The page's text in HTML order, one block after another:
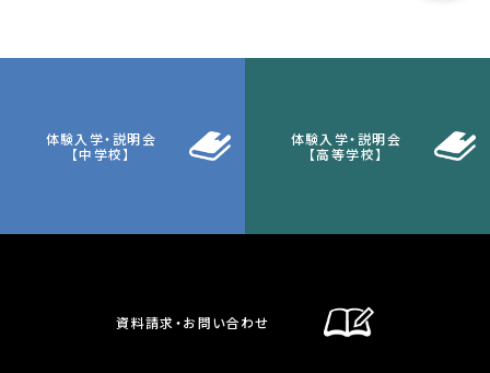
体験入学・説明会
【中学校】
体験入学・説明会
【高等学校】
資料請求・お問い合わせ